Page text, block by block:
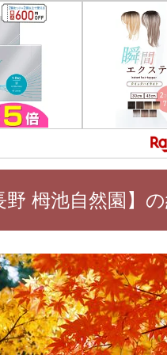
野 栂池自然園】